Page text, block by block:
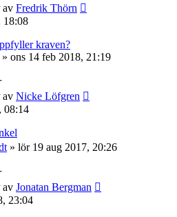
av Fredrik Thörn
18:08
kraven?
» ons 14 feb 2018, 21:19
av Nicke Löfgren
08:14
» lör 19 aug 2017, 20:26
av Jonatan Bergman
23:04